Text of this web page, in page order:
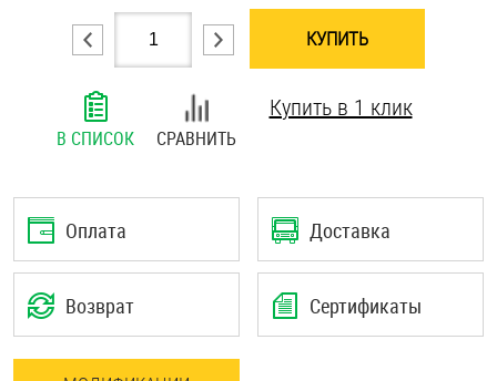
КУПИТЬ
В СПИСОК СРАВНИТЬ
Купить в 1 клик
Оплата Доставка
Возврат Сертификаты